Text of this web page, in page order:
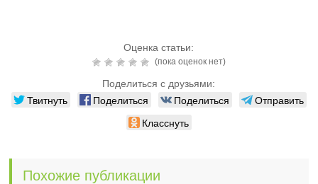
Оценка статьи:
(пока оценок нет)
Поделиться с друзьями:
Твитнуть Поделиться Поделиться
Отправить
Класснуть
Похожие публикации